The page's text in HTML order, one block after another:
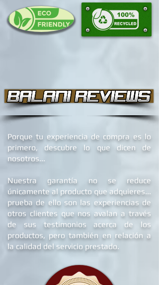
Porque tu experiencia de compra es lo
primero, descubre lo que dicen de
nosotros...
Nuestra garantía no se reduce
únicamente al producto que adquieres...
prueba de ello son las experiencias de
otros clientes que nos avalan a través
de sus testimonios acerca de los
productos, pero también en relación a
la calidad del servicio prestado.